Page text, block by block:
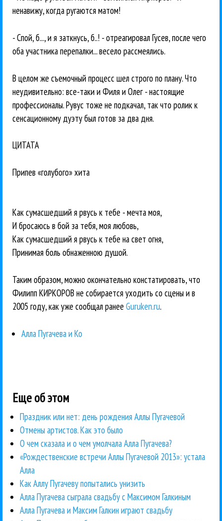
ненавижу, когда ругаются матом!
- Спой, б..., и я заткнусь, б..! - отреагировал Гусев, после чего
оба участника перепалки... весело рассмеялись.
В целом же съемочный процесс шел строго по плану. Что
неудивительно: все-таки и Филя и Олег - настоящие
профессионалы. Рувус тоже не подкачал, так что ролик к
сенсационному дуэту был готов за два дня.
ЦИТАТА
Припев «голубого» хита
Как сумасшедший я рвусь к тебе - мечта моя,
И бросаюсь в бой за тебя, моя любовь,
Как сумасшедший я рвусь к тебе на свет огня,
Принимая боль обнаженною душой.
Таким образом, можно окончательно констатировать, что
Филипп КИРКОРОВ не собирается уходить со сцены и в
2005 году, как уже сообщал ранее Guruken.ru.
Алла Пугачева и Ко
Еще об этом
Праздник или нет: день рождения Аллы Пугачевой
Отмены артистов. Как это было
О чем сказала и о чем умолчала Алла Пугачева?
«Рождественские встречи Аллы Пугачевой 2013»: устала
Алла
Как Аллу Пугачеву попытались унизить
Алла Пугачева сыграла свадьбу с Максимом Галкиным
Алла Пугачева и Максим Галкин играют свадьбу